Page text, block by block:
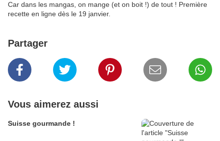
Car dans les mangas, on mange (et on boit !) de tout ! Première
recette en ligne dès le 19 janvier.
Partager
Vous aimerez aussi
Suisse gourmande !